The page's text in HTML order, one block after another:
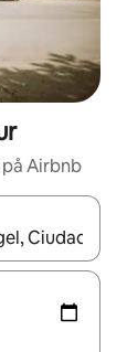
Airbnb
upp- och